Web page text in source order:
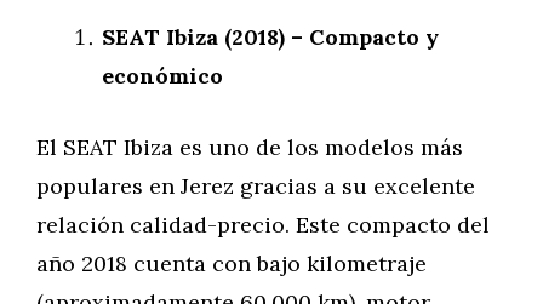
SEAT Ibiza (2018) – Compacto y
económico
El SEAT Ibiza es uno de los modelos más
populares en Jerez gracias a su excelente
relación calidad-precio. Este compacto del
año 2018 cuenta con bajo kilometraje